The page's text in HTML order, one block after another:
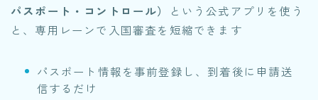
パスポート・コントロール）
という公式アプリを使う
と、専用レーンで入国審査を短縮できます
パスポート情報を事前登録し、到着後に申請送
信するだけ